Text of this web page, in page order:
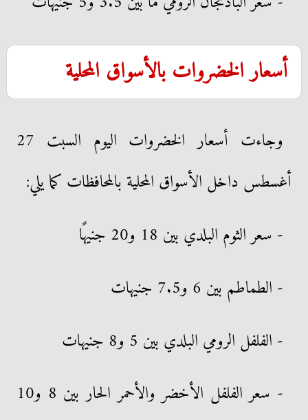
أسعار الخضروات بالأسواق المحلية
وجاءت أسعار الخضروات اليوم السبت 27
أغسطس داخل الأسواق المحلية بالمحافظات كما يلي:
- سعر الثوم البلدي بين 18 و20 جنيهًا
- الطماطم بين 6 و7.5 جنيهات
- الفلفل الرومي البلدي بين 5 و8 جنيهات
- سعر الفلفل الأخضر والأحمر الحار بين 8 و10